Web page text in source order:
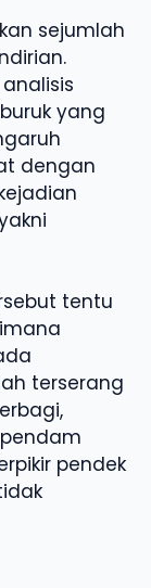
sejumlah
yang
dengan
tentu
terserang
pendek